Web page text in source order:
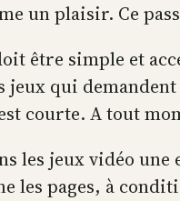
un plaisir. Ce
être simple et
jeux qui
courte. A tout
les jeux vidéo
les pages, à